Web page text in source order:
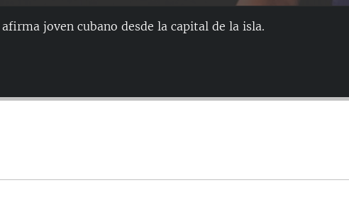
joven cubano desde la capital de la isla.